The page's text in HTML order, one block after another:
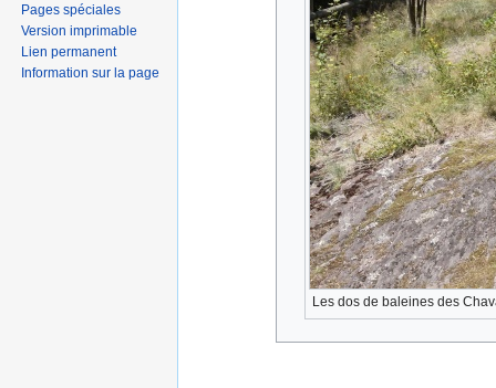
Les dos de baleines des
Pages spéciales
Version imprimable
Lien permanent
Information sur la page